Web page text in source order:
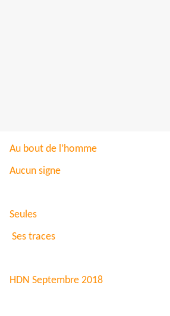
Au bout de l’homme
Aucun signe
Seules
Ses traces
HDN Septembre 2018